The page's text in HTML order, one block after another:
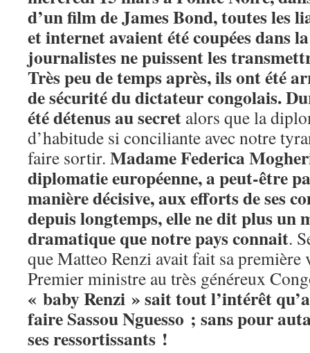
d’un film de James Bond, toutes les
et internet avaient été coupées dans
journalistes ne puissent les
Très peu de temps après, ils ont été
de sécurité du dictateur congolais.
été détenus au secret alors que la
d’habitude si conciliante avec notre
faire sortir. Madame Federica
diplomatie européenne, a peut-être
manière décisive, aux efforts de ses
depuis longtemps, elle ne dit plus un
dramatique que notre pays connait.
que Matteo Renzi avait fait sa
Premier ministre au très généreux
« baby Renzi » sait tout l’intérêt
faire Sassou Nguesso ; sans pour
ses ressortissants !